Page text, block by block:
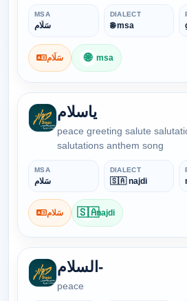
MSA
سَلَام
DIALECT
🌐 msa
سَلَام 🌐 msa
ياسلام
peace greeting salute
salutations anthem song
MSA
سَلام
DIALECT
🇸🇦 najdi
سَلام 🇸🇦najdi
السلام-
peace